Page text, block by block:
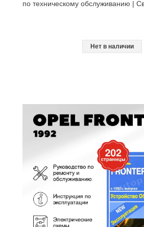
по техническому обслуживанию |
Нет в наличии